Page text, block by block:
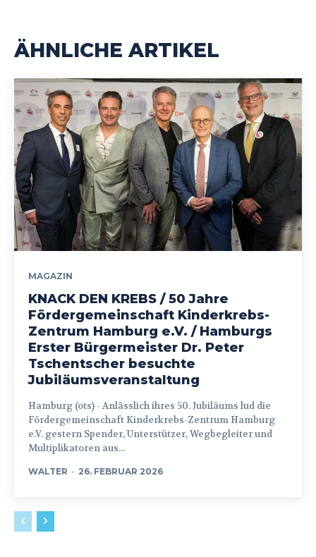
ÄHNLICHE ARTIKEL
MAGAZIN
KNACK DEN KREBS / 50 Jahre
Fördergemeinschaft Kinderkrebs-
Zentrum Hamburg e.V. / Hamburgs
Erster Bürgermeister Dr. Peter
Tschentscher besuchte
Jubiläumsveranstaltung
Hamburg (ots) - Anlässlich ihres 50. Jubiläums lud die
Fördergemeinschaft Kinderkrebs-Zentrum Hamburg
e.V. gestern Spender, Unterstützer, Wegbegleiter und
Multiplikatoren aus...
WALTER - 26. FEBRUAR 2026